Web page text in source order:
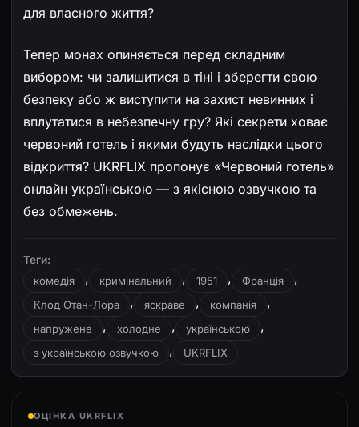
для власного життя?
Тепер монах опиняється перед складним
вибором: чи залишитися в тіні і зберегти свою
безпеку або ж виступити на захист невинних і
вплутатися в небезпечну гру? Які секрети ховає
червоний готель і якими будуть наслідки цього
відкриття? UKRFLIX пропонує «Червоний готель»
онлайн українською — з якісною озвучкою та
без обмежень.
Теги:
комедія
, кримінальний , 1951 , Франція ,
Клод Отан-Лора , яскраве , компанія ,
напружене , холодне , українською ,
з українською озвучкою , UKRFLIX
ОЦІНКА UKRFLIX